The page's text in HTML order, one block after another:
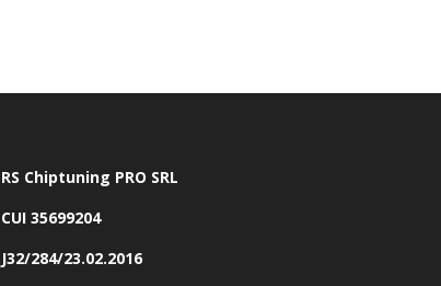
RS Chiptuning PRO SRL
CUI 35699204
J32/284/23.02.2016